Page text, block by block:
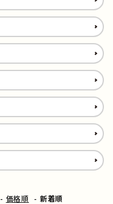
- 価格順 - 新着順